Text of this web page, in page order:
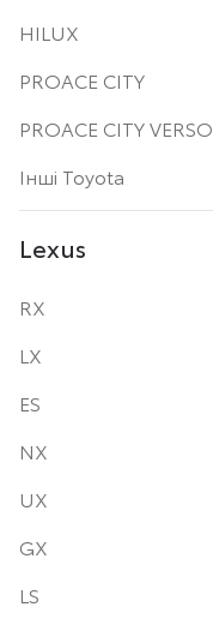
HILUX
PROACE CITY
PROACE CITY VERSO
Інші Toyota
Lexus
RX
LX
ES
NX
UX
GX
LS